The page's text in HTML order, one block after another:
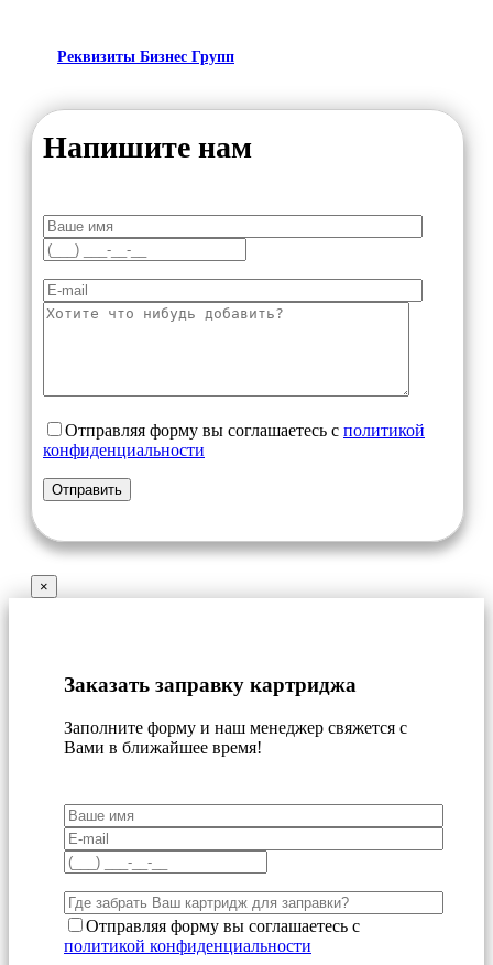
Реквизиты Бизнес Групп
Напишите нам
Отправляя форму вы соглашаетесь с политикой
конфиденциальности
×
Заказать заправку картриджа
Заполните форму и наш менеджер свяжется с
Вами в ближайшее время!
Отправляя форму вы соглашаетесь с
политикой конфиденциальности